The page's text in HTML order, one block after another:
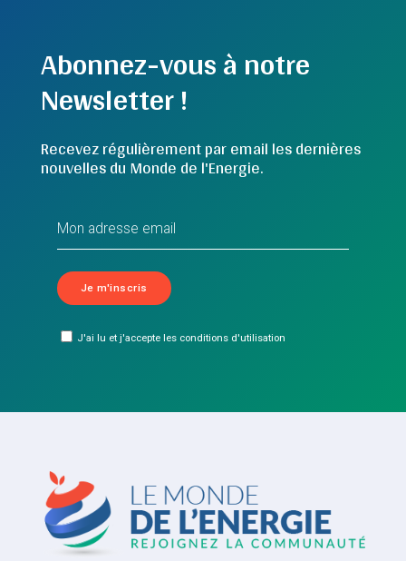
Abonnez-vous à notre
Newsletter !
Recevez régulièrement par email les dernières
nouvelles du Monde de l'Energie.
J'ai lu et j'accepte les conditions d'utilisation